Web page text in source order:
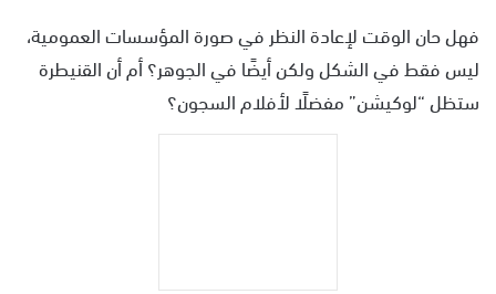
فهل حان الوقت لإعادة النظر في صورة المؤسسات العمومية،
ليس فقط في الشكل ولكن أيضًا في الجوهر؟ أم أن القنيطرة
ستظل “لوكيشن” مفضلًا لأفلام السجون؟